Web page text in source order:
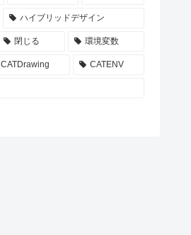
ハイブリッドデザイン
閉じる 環境変数
CATDrawing CATENV